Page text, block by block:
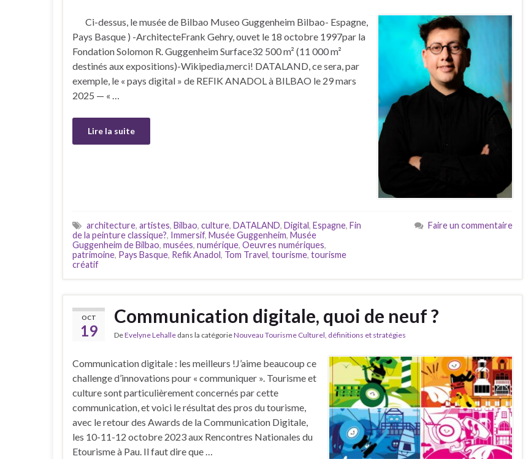
Ci-dessus, le musée de Bilbao Museo Guggenheim Bilbao- Espagne,
Pays Basque ) -ArchitecteFrank Gehry, ouvet le 18 octobre 1997par la
Fondation Solomon R. Guggenheim Surface32 500 m² (11 000 m²
destinés aux expositions)-Wikipedia,merci! DATALAND, ce sera, par
exemple, le « pays digital » de REFIK ANADOL à BILBAO le 29 mars
2025 — « …
Lire la suite
architecture, artistes, Bilbao, culture, DATALAND, Digital, Espagne, Fin
de la peinture classique?, Immersif, Musée Guggenheim, Musée
Guggenheim de Bilbao, musées, numérique, Oeuvres numériques,
patrimoine, Pays Basque, Refik Anadol, Tom Travel, tourisme, tourisme
créatif
Faire un commentaire
OCT
19
Communication digitale, quoi de neuf ?
DeEvelyne Lehalle dans la catégorieNouveau Tourisme Culturel, définitions et stratégies
Communication digitale : les meilleurs !J’aime beaucoup ce
challenge d’innovations pour « communiquer ». Tourisme et
culture sont particulièrement concernés par cette
communication, et voici le résultat des pros du tourisme,
avec le retour des Awards de la Communication Digitale,
les 10-11-12 octobre 2023 aux Rencontres Nationales du
Etourisme à Pau. Il faut dire que …